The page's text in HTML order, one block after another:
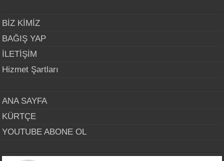
BİZ KİMİZ
BAĞIŞ YAP
İLETİŞİM
Hizmet Şartları
ANA SAYFA
KÜRTÇE
YOUTUBE ABONE OL